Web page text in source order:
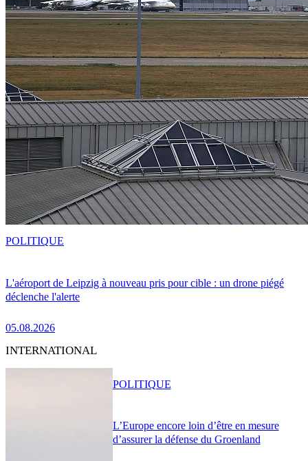
L'aéroport de Leipzig à nouveau pris pour cible : un drone piégé
déclenche l'alerte
05.08.2026
POLITIQUE
INTERNATIONAL
L’Europe encore loin d’être en mesure
d’assurer la défense du Groenland
POLITIQUE